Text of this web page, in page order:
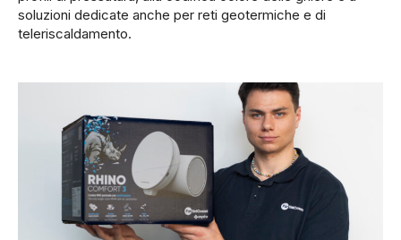
soluzioni dedicate anche per reti geotermiche e di
teleriscaldamento.